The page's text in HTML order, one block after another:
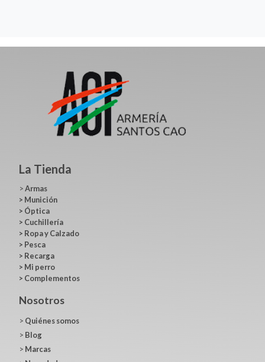
La Tienda
>Armas
> Munición
> Óptica
> Cuchillería
> Ropa y Calzado
> Pesca
> Recarga
> Mi perro
> Complementos
Nosotros
> Quiénes somos
> Blog
> Marcas